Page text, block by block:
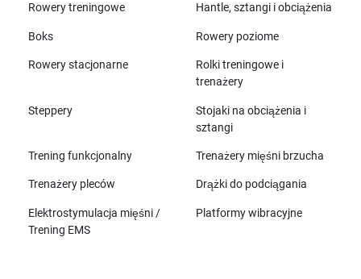
Rowery treningowe Hantle, sztangi i obciążenia
Boks Rowery poziome
Rowery stacjonarne
Rolki treningowe i
trenażery
Steppery
Stojaki na obciążenia i
sztangi
Trening funkcjonalny Trenażery mięśni brzucha
Trenażery pleców Drążki do podciągania
Elektrostymulacja mięśni /
Trening EMS
Platformy wibracyjne